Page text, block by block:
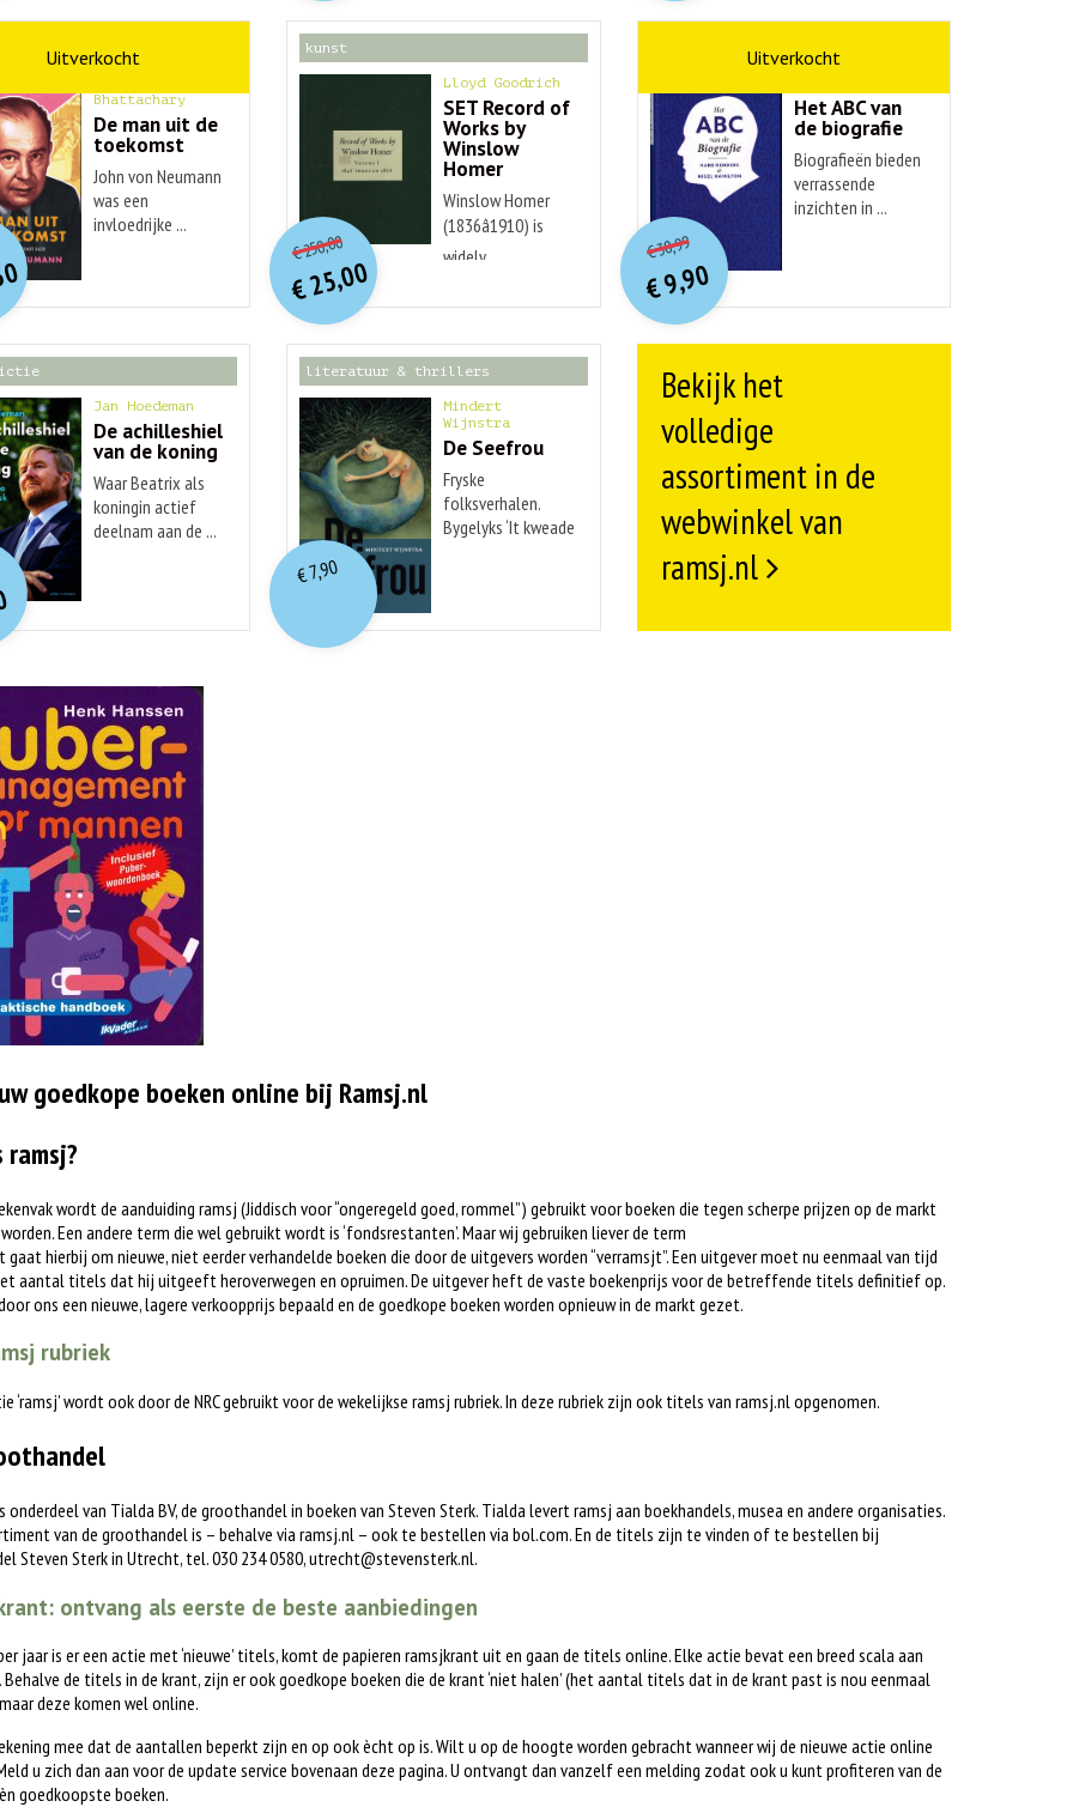
Bhattachary
De man uit de
toekomst
John von Neumann
was een
invloedrijke ...
€ 29,99.
€ 12,50.
kunst
Lloyd Goodrich
SET Record of
Works by
Winslow
Homer
Winslow Homer
(1836â1910) is
widely ...
€250,00O
orspr
onkelijke
prijs
was:
€ 250,00.
€25,00
Huidige
prijs
is:
€ 25,00.
Het ABC van
de biografie
Biografieën bieden
verrassende
inzichten in ...
€30,99O
orspr
onkelijke
prijs
was:
€ 30,99.
€9,90
Huidige
prijs
is:
€ 9,90.
Jan Hoedeman
De achilleshiel
van de koning
Waar Beatrix als
koningin actief
deelnam aan de ...
€ 19,99.
€ 7,90.
literatuur & thrillers
Mindert
Wijnstra
De Seefrou
Fryske
folksverhalen.
Bygelyks ‘It kweade
€7,90
Bekijk het
volledige
assortiment in de
webwinkel van
ramsj.nl
goedkope boeken online bij Ramsj.nl
wordt de aanduiding ramsj (Jiddisch voor “ongeregeld goed, rommel”) gebruikt voor boeken die tegen scherpe prijzen op de markt
Een andere term die wel gebruikt wordt is ‘fondsrestanten’. Maar wij gebruiken liever de term
gaat hierbij om nieuwe, niet eerder verhandelde boeken die door de uitgevers worden “verramsjt”. Een uitgever moet nu eenmaal van tijd
aantal titels dat hij uitgeeft heroverwegen en opruimen. De uitgever heft de vaste boekenprijs voor de betreffende titels definitief op.
ons een nieuwe, lagere verkoopprijs bepaald en de goedkope boeken worden opnieuw in de markt gezet.
rubriek
‘ramsj’ wordt ook door de NRC gebruikt voor de wekelijkse ramsj rubriek. In deze rubriek zijn ook titels van ramsj.nl opgenomen.
onderdeel van Tialda BV, de groothandel in boeken van Steven Sterk. Tialda levert ramsj aan boekhandels, musea en andere organisaties.
van de groothandel is – behalve via ramsj.nl – ook te bestellen via bol.com. En de titels zijn te vinden of te bestellen bij
Steven Sterk in Utrecht, tel. 030 234 0580,utrecht@stevensterk.nl.
ontvang als eerste de beste aanbiedingen
jaar is er een actie met ‘nieuwe’ titels, komt de papieren ramsjkrant uit en gaan de titels online. Elke actie bevat een breed scala aan
Behalve de titels in de krant, zijn er ook goedkope boeken die de krant ‘niet halen’ (het aantal titels dat in de krant past is nou eenmaal
deze komen wel online.
mee dat de aantallen beperkt zijn en op ook ècht op is. Wilt u op de hoogte worden gebracht wanneer wij de nieuwe actie online
u zich dan aan voor de update service bovenaan deze pagina. U ontvangt dan vanzelf een melding zodat ook u kunt profiteren van de
goedkoopste boeken.